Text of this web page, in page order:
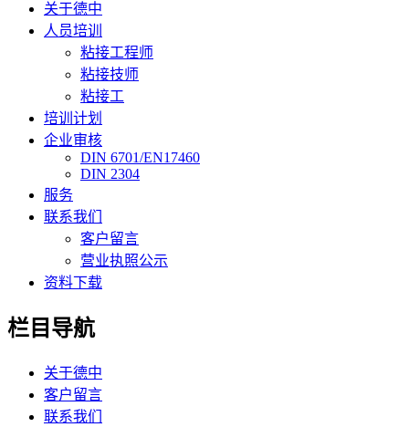
关于德中
人员培训
粘接工程师
粘接技师
粘接工
培训计划
企业审核
DIN 6701/EN17460
DIN 2304
服务
联系我们
客户留言
营业执照公示
资料下载
栏目导航
关于德中
客户留言
联系我们